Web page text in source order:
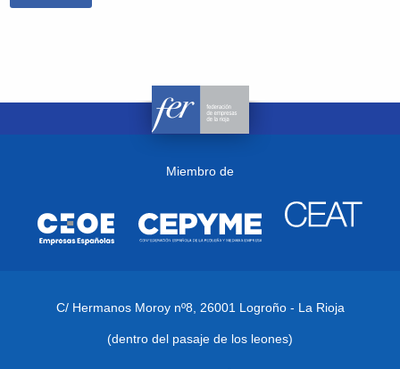
Miembro de
C/ Hermanos Moroy nº8, 26001 Logroño - La Rioja
(dentro del pasaje de los leones)